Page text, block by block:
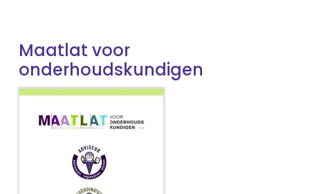
Maatlat voor
onderhoudskundigen